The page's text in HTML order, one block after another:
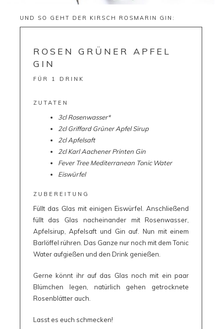
UND SO GEHT DER KIRSCH ROSMARIN GIN:
ROSEN GRÜNER APFEL
GIN
FÜR 1 DRINK
ZUTATEN
3cl Rosenwasser*
2cl Griffard Grüner Apfel Sirup
2cl Apfelsaft
2cl Karl Aachener Printen Gin
Fever Tree Mediterranean Tonic Water
Eiswürfel
ZUBEREITUNG
Füllt das Glas mit einigen Eiswürfel. Anschließend
füllt das Glas nacheinander mit Rosenwasser,
Apfelsirup, Apfelsaft und Gin auf. Nun mit einem
Barlöffel rühren. Das Ganze nur noch mit dem Tonic
Water aufgießen und den Drink genießen.
Gerne könnt ihr auf das Glas noch mit ein paar
Blümchen legen, natürlich gehen getrocknete
Rosenblätter auch.
Lasst es euch schmecken!